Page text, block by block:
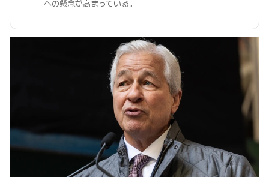
への懸念が高まっている。